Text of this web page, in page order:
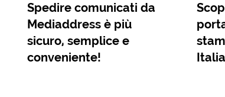
Spedire comunicati da
Mediaddress è più
sicuro, semplice e
conveniente!